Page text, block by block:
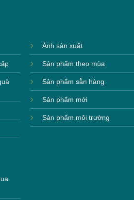
Ảnh sản xuất
Sản phẩm theo mùa
Sản phẩm sẵn hàng
Sản phẩm mới
Sản phẩm môi trường